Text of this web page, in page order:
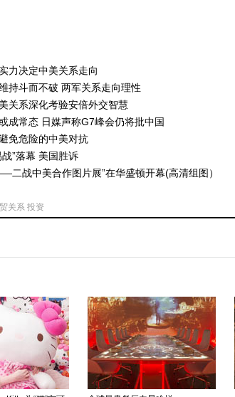
力决定中美关系走向
持斗而不破 两军关系走向理性
关系深化考验安倍外交智慧
成常态 日媒声称G7峰会仍将批中国
免危险的中美对抗
”落幕 美国胜诉
二战中美合作图片展”在华盛顿开幕(高清组图）
关系 投资